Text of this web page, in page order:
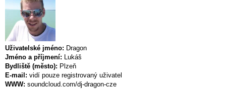
Uživatelské jméno: Dragon
Jméno a příjmení: Lukáš
Bydliště (město): Plzeň
E-mail: vidí pouze registrovaný uživatel
WWW: soundcloud.com/dj-dragon-cze